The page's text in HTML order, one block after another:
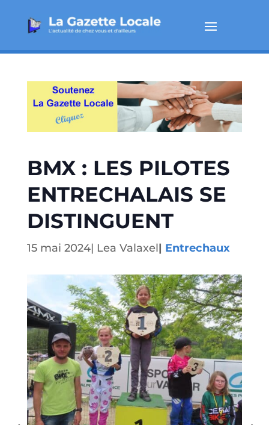
BMX : LES PILOTES
ENTRECHALAIS SE
DISTINGUENT
15 mai 2024| Lea Valaxel| Entrechaux